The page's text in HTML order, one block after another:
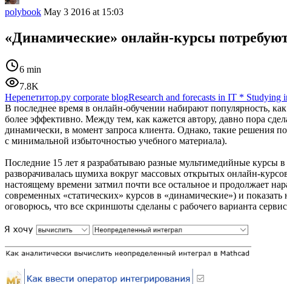
polybook May 3 2016 at 15:03
«Динамические» онлайн-курсы
6 min
7.8K
Нерепетитор.ру corporate blogResearch and forecasts in IT * Studying
В последнее время в онлайн-обучении набирают популярность,
более эффективно. Между тем, как кажется автору, давно пора
динамически, в момент запроса клиента. Однако, такие решения
с минимальной избыточностью учебного материала).
Последние 15 лет я разрабатываю разные мультимедийные курсы
разворачивалась шумиха вокруг массовых открытых онлайн-
настоящему времени затмил почти все остальное и продолжает
современных «статических» курсов в «динамические») и
оговорюсь, что все скриншоты сделаны с рабочего варианта